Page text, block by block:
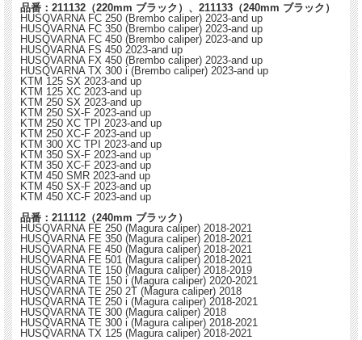
品番：211132（220mm ブラック）、211133（240mm ブラック）
HUSQVARNA FC 250 (Brembo caliper) 2023-and up
HUSQVARNA FC 350 (Brembo caliper) 2023-and up
HUSQVARNA FC 450 (Brembo caliper) 2023-and up
HUSQVARNA FS 450 2023-and up
HUSQVARNA FX 450 (Brembo caliper) 2023-and up
HUSQVARNA TX 300 i (Brembo caliper) 2023-and up
KTM 125 SX 2023-and up
KTM 125 XC 2023-and up
KTM 250 SX 2023-and up
KTM 250 SX-F 2023-and up
KTM 250 XC TPI 2023-and up
KTM 250 XC-F 2023-and up
KTM 300 XC TPI 2023-and up
KTM 350 SX-F 2023-and up
KTM 350 XC-F 2023-and up
KTM 450 SMR 2023-and up
KTM 450 SX-F 2023-and up
KTM 450 XC-F 2023-and up
品番：211112（240mm ブラック）
HUSQVARNA FE 250 (Magura caliper) 2018-2021
HUSQVARNA FE 350 (Magura caliper) 2018-2021
HUSQVARNA FE 450 (Magura caliper) 2018-2021
HUSQVARNA FE 501 (Magura caliper) 2018-2021
HUSQVARNA TE 150 (Magura caliper) 2018-2019
HUSQVARNA TE 150 i (Magura caliper) 2020-2021
HUSQVARNA TE 250 2T (Magura caliper) 2018
HUSQVARNA TE 250 i (Magura caliper) 2018-2021
HUSQVARNA TE 300 (Magura caliper) 2018
HUSQVARNA TE 300 i (Magura caliper) 2018-2021
HUSQVARNA TX 125 (Magura caliper) 2018-2021